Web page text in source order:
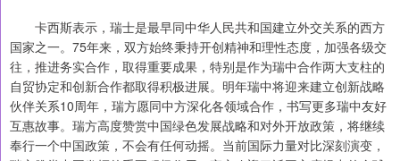
卡西斯表示，瑞士是最早同中华人民共和国建立外交关系的西方
国家之一。75年来，双方始终秉持开创精神和理性态度，加强各级交
往，推进务实合作，取得重要成果，特别是作为瑞中合作两大支柱的
自贸协定和创新合作都取得积极进展。明年瑞中将迎来建立创新战略
伙伴关系10周年，瑞方愿同中方深化各领域合作，书写更多瑞中友好
互惠故事。瑞方高度赞赏中国绿色发展战略和对外开放政策，将继续
奉行一个中国政策，不会有任何动摇。当前国际力量对比深刻演变，